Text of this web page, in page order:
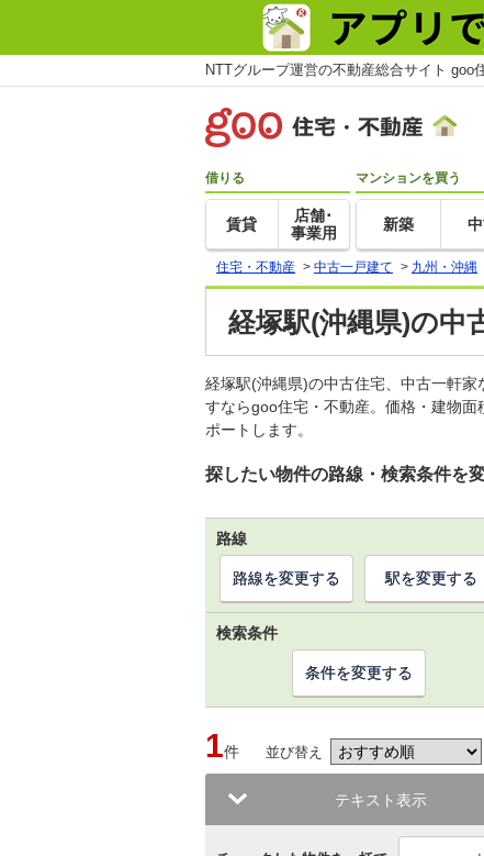
NTTグループ運営の不動産総合サイト goo
借りる
賃貸
店舗･
事業用
マンションを買う
新築
住宅・不動産 > 中古一戸建て > 九州・沖縄
経塚駅(沖縄県)の中
経塚駅(沖縄県)の中古住宅、中古一軒
すならgoo住宅・不動産。価格・建物
ポートします。
探したい物件の路線・検索条件を
路線
路線を変更する 駅を変更する
検索条件
条件を変更する
1件 並び替え
テキスト表示